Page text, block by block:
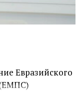
Евразийского
(ЕМПС)